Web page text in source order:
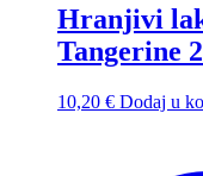
Hranjivi
Tangerine
10,20 € Dodaj u